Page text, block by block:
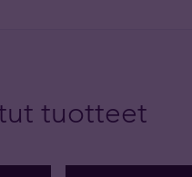
tuotteet